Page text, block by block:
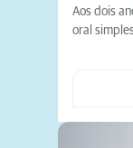
Aos dois
oral